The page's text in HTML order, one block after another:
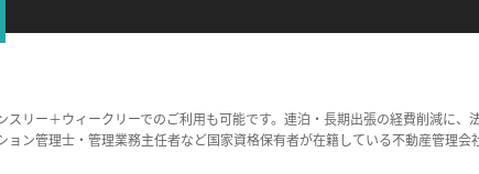
リー＋ウィークリーでのご利用も可能です。連泊・長期出張の経費削減に、
ン管理士・管理業務主任者など国家資格保有者が在籍している不動産管理